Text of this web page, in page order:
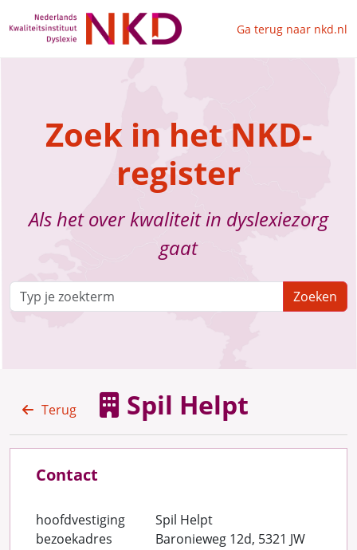
Ga terug naar nkd.nl
Zoek in het NKD-
register
Als het over kwaliteit in dyslexiezorg
gaat
Zoeken
Terug Spil Helpt
Contact
hoofdvestiging
Spil Helpt
bezoekadres
Baronieweg 12d, 5321 JW